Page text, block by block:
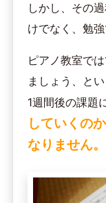
しかし、その
けでなく、勉
ピアノ教室で
ましょう、と
1週間後の課題
していくの
なりません。